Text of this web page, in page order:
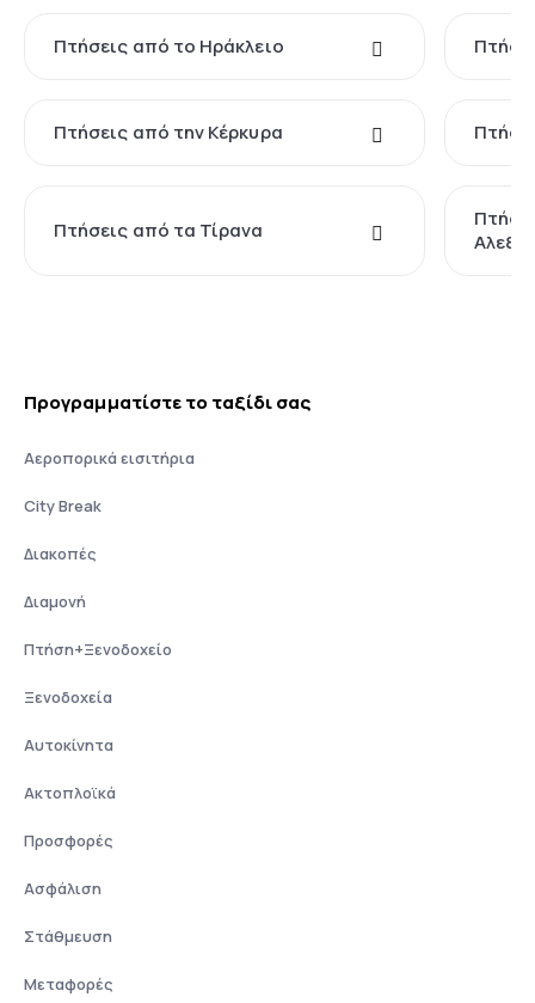
Πτήσεις από το Ηράκλειο
Πτήσεις από την Κέρκυρα
Πτήσεις από τα Τίρανα
Προγραμματίστε το ταξίδι σας
Αεροπορικά εισιτήρια
City Break
Διακοπές
Διαμονή
Πτήση+Ξενοδοχείο
Ξενοδοχεία
Αυτοκίνητα
Ακτοπλοϊκά
Προσφορές
Ασφάλιση
Στάθμευση
Μεταφορές